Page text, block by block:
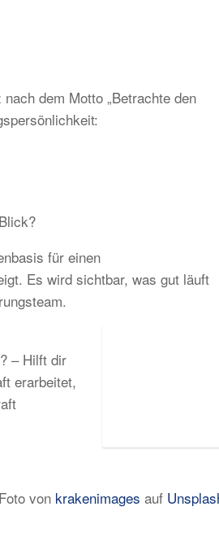
dem Motto „Betrachte den
für einen
Es wird sichtbar, was gut läuft
– Hilft dir
erarbeitet,
von krakenimages auf